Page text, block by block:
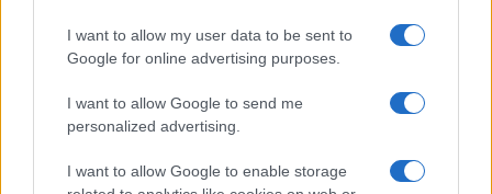
I want to allow my user data to be sent to
Google for online advertising purposes.
I want to allow Google to send me
personalized advertising.
I want to allow Google to enable storage